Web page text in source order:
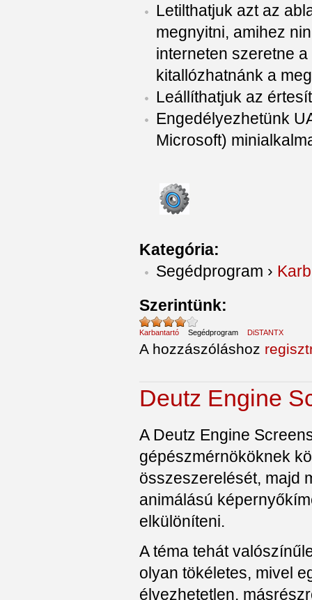
Letilthatjuk azt az
megnyitni, amihez
interneten szeretne
kitallózhatnánk a
Leállíthatjuk az
Engedélyezhetünk
Microsoft)
Kategória:
Segédprogram ›
Szerintünk:
Karbantartó Segédprogram DiSTANTX
A hozzászóláshoz
Deutz Engine
A Deutz Engine
gépészmérnököknek
összeszerelését, majd
animálású
elkülöníteni.
A téma tehát
olyan tökéletes, mivel
élvezhetetlen,